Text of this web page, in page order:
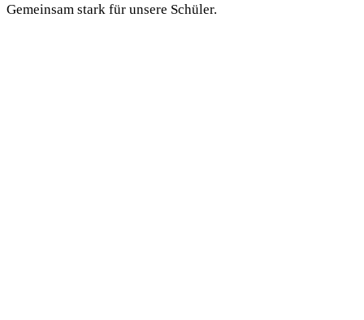
Gemeinsam stark für unsere Schüler.